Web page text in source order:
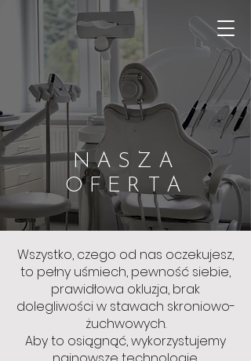
NASZA
OFERTA
Wszystko, czego od nas oczekujesz,
to pełny uśmiech, pewność siebie,
prawidłowa okluzja, brak
dolegliwości w stawach skroniowo-
żuchwowych.
Aby to osiągnąć, wykorzystujemy